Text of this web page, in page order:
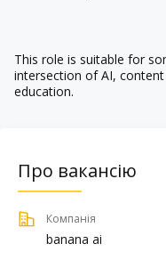
This role is suitable for
intersection of AI,
education.
Про вакансію
Компанія
banana ai